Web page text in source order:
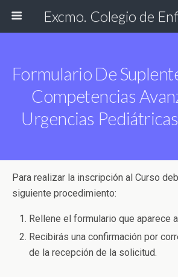
Formulario De
Competencias
Urgencias
Para realizar la inscripción al Curso
siguiente procedimiento:
Rellene el formulario que aparece
Recibirás una confirmación por
de la recepción de la solicitud.